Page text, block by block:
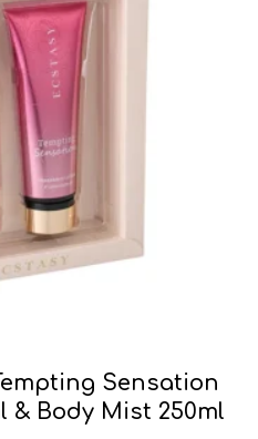
Sensation
& Body Mist 250ml